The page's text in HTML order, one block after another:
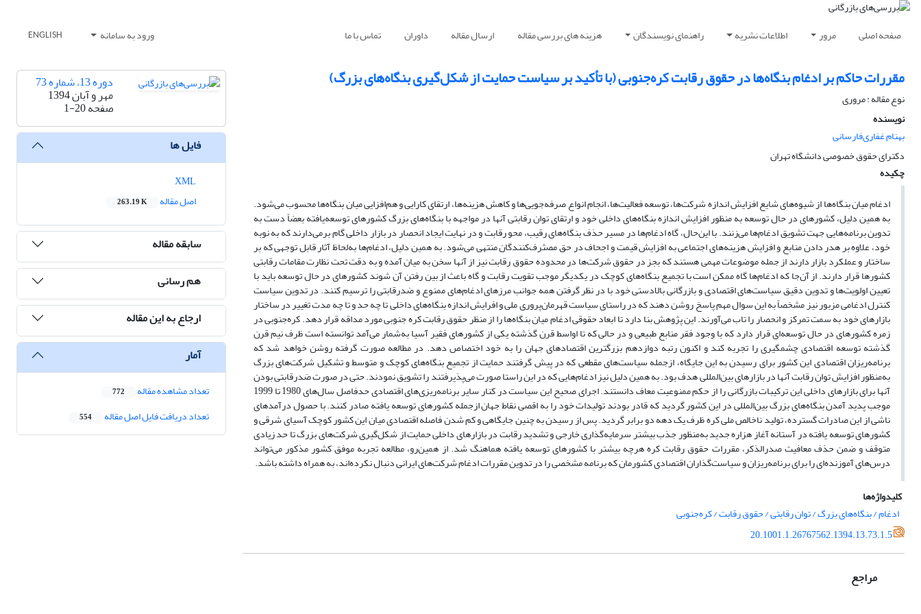
صفحه اصلی مرور اطلاعات نشریه راهنمای نویسندگان هزینه های بررسی مقاله ارسال مقاله داوران تماس با ما ورود به سامانه ENGLISH
مقررات حاکم بر ادغام بنگاه‌‌ها در حقوق رقابت کره‌جنوبی (با تأکید بر سیاست حمایت از شکل‌گیری بنگاه‌های بزرگ)
نوع مقاله : مروری
نویسنده
بهنام غفاری‌فارسانی
دکترای حقوق خصوصی دانشگاه تهران
چکیده
ادغام میان بنگاه‌ها از شیوه‌های شایع افزایش اندازه شرکت‌ها، توسعه فعالیت‌ها، انجام انواع صرفه‌جویی‌ها و کاهش هزینه‌ها، ارتقای کارایی و هم‌افزایی میان بنگاه‌ها محسوب می‌شود.
به همین دلیل، کشورهای در حال توسعه به منظور افزایش اندازه بنگاه‌های داخلی خود و ارتقای توان رقابتی آنها در مواجهه با بنگاه‌های بزرگ کشورهای توسعه‌یافته بعضاً دست به
تدوین برنامه‌هایی جهت تشویق ادغام‌ها می‌زنند. با این‌حال، گاه ادغام‌ها در مسیر حذف بنگاه‌های رقیب، محو رقابت و در نهایت ایجاد انحصار در بازار داخلی گام برمی‌دارند که به نوبه
خود، علاوه بر هدر دادن منابع و افزایش هزینه‌های اجتماعی به افزایش قیمت و اجحاف در حق مصثرف‌کنندگان منتهی می‌شود. به همین دلیل، ادغام‌ها به‌لحاظ آثار قابل توجهی که بر
ساختار و عملکرد بازار دارند از جمله موضوعات مهمی هستند که بجز در حقوق شرکت‌ها در محدوده حقوق رقابت نیز از آنها سخن به میان آمده و به دقت تحت نظارت مقامات رقابتی
کشورها قرار دارند. از آن‌جا که ادغام‌ها گاه ممکن است با تجمیع بنگاه‌های کوچک در یکدیگر موجب تقویت رقابت و گاه باعث از بین رفتن آن شوند کشورهای در حال توسعه باید با
تعیین اولویت‌ها و تدوین دقیق سیاست‌های اقتصادی و بازرگانی بالادستی خود با در نظر گرفتن همه جوانب مرزهای ادغام‌های ممنوع و ضدرقابتی را ترسیم کنند. در تدوین سیاست
کنترل ادغامی مزبور نیز مشخصاً به این سوال مهم پاسخ روشن دهند که در راستای سیاست قهرمان‌پروری ملی و افرایش اندازه بنگاه‌های داخلی تا چه حد و تا چه مدت تغییر در ساختار
بازارهای خود به سمت تمرکز و انحصار را تاب می‌آورند. این پژوهش بنا دارد تا ابعاد حقوقی ادغام میان بنگاه‌ها را از منظر حقوق رقابت کره جنوبی مورد مداقه قرار دهد. کره‌جنوبی در
زمره کشورهای در حال توسعه‌ای قرار دارد که با وجود فقر منابع طبیعی و در حالی که تا اواسط قرن گذشته یکی از کشورهای فقیر آسیا به‌شمار می‌آمد توانسته است ظرف نیم قرن
گذشته توسعه اقتصادی چشمگیری را تجربه کند و اکنون رتبه دوازدهم بزرگترین اقتصادهای جهان را به خود اختصاص دهد. در مطالعه صورت گرفته روشن خواهد شد که
برنامه‌ریزان اقتصادی این کشور برای رسیدن به این جایگاه، ازجمله سیاست‌های مقطعی که در پیش گرفتند حمایت از تجمیع بنگاه‌های کوچک و متوسط و تشکیل شرکت‌های بزرگ
به‌منظور افزایش توان رقابت آنها در بازارهای بین‌المللی هدف بود. به همین دلیل نیز ادغام‌هایی که در این راستا صورت می‌پذیرفتند را تشویق نمودند. حتی در صورت ضدرقابتی بودن
آنها برای بازارهای داخلی این ترکیبات بازرگانی را از حکم ممنوعیت معاف دانستند. اجرای صحیح این سیاست در کنار سایر برنامه‌ریزی‌های اقتصادی حدفاصل سال‌های 1980 تا 1999
موجب پدید آمدن بنگاه‌های بزرگ بین‌المللی در این کشور گردید که قادر بودند تولیدات خود را به اقصی نقاط جهان ازجمله کشورهای توسعه یافته صادر کنند. با حصول درآمدهای
ناشی از این صادرات گسترده، تولید ناخالص ملی کره ظرف یک دهه دو برابر گردید. پس از رسیدن به چنین جایگاهی و کم شدن فاصله اقتصادی میان این کشور کوچک آسیای شرقی و
کشورهای توسعه یافته در آستانه آغاز هزاره جدید به‌منظور جذب بیشتر سرمایه‌گذاری خارجی و تشدید رقابت در بازارهای داخلی حمایت از شکل‌گیری شرکت‌های بزرگ تا حد زیادی
متوقف و ضمن حذف معافیت صدرالذکر، مقررات حقوق رقابت کره هرچه بیشتر با کشورهای توسعه یافته هماهنگ شد. از همین‌رو، مطالعه تجربه موفق کشور مذکور می‌تواند
درس‌های آموزنده‌ای را برای برنامه‌ریزان و سیاست‌گذاران اقتصادی کشورمان که برنامه مشخصی را در تدوین مقررات ادغام شرکت‌های ایرانی دنبال نکرده‌اند، به همراه داشته باشد.
کلیدواژه‌ها
ادغام / بنگاه‌های بزرگ / توان رقابتی / حقوق رقابت / کره‌جنوبی
20.1001.1.26767562.1394.13.73.1.5
مراجع
دوره 13، شماره 73
مهر و آبان 1394
صفحه1-20
فایل ها
اصل مقاله
263.19 K
سابقه مقاله
هم رسانی
ارجاع به این مقاله
آمار
تعداد مشاهده مقاله 772
تعداد دریافت فایل اصل مقاله 554